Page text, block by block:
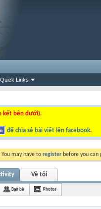
Quick Links
kết bên dưới).
để chia sẻ bài viết lên facebook.
may have to register before you
Về tôi
Bạn bè Photos